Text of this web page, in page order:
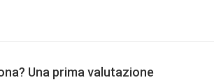
Una prima valutazione